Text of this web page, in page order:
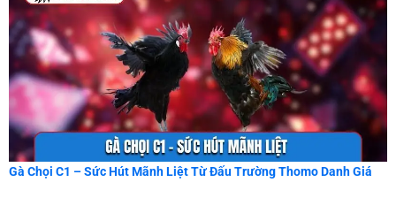
Gà Chọi C1 – Sức Hút Mãnh Liệt Từ Đấu Trường Thomo Danh Giá